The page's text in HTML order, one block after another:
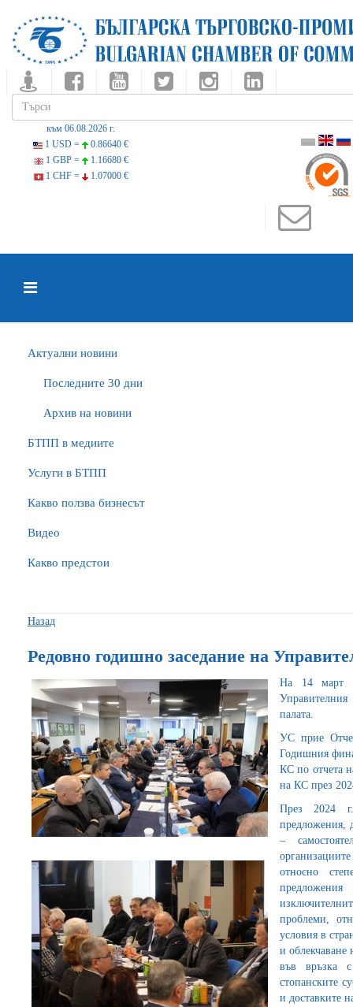
към 06.08.2026 г.
1 USD =
0.86640 €
1 GBP =
1.16680 €
1 CHF =
1.07000 €
Актуални новини
Последните 30 дни
Архив на новини
БTПП в медиите
Услуги в БТПП
Какво ползва бизнесът
Видео
Какво предстои
Назад
Редовно годишно заседание на
На 14 март
Управителния
палата.
УС прие
Годишния
КС по отчета
на КС през
През 2024
предложения,
–
относно
проблеми,
условия в
и
във връзка
стопанските
и доставките